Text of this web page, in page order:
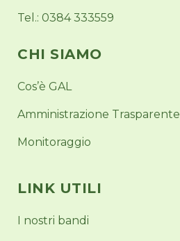
Tel.: 0384 333559
CHI SIAMO
Cos’è GAL
Amministrazione Trasparente
Monitoraggio
LINK UTILI
I nostri bandi